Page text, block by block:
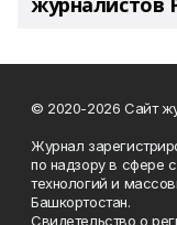
© 2020-2026 Сайт
Журнал
по надзору в сфере
технологий и
Башкортостан.
Свидетельство о